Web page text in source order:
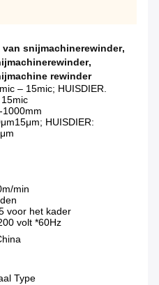
van snijmachinerewinder,
,
rewinder
– 15mic; HUISDIER.
1000mm
HUISDIER:
min
voor het kader
volt *60Hz
Type